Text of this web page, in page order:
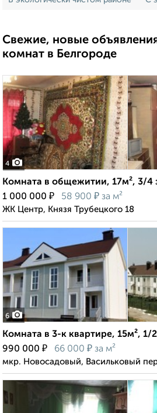
Свежие, новые
комнат в Белгороде
4
Комната в общежитии, 17м², 3/4
1 000 000 ₽ 58 900 ₽ за м²
ЖК Центр, Князя Трубецкого 18
6
Комната в 3-к квартире, 15м², 1/
990 000 ₽ 66 000 ₽ за м²
мкр. Новосадовый, Васильковый